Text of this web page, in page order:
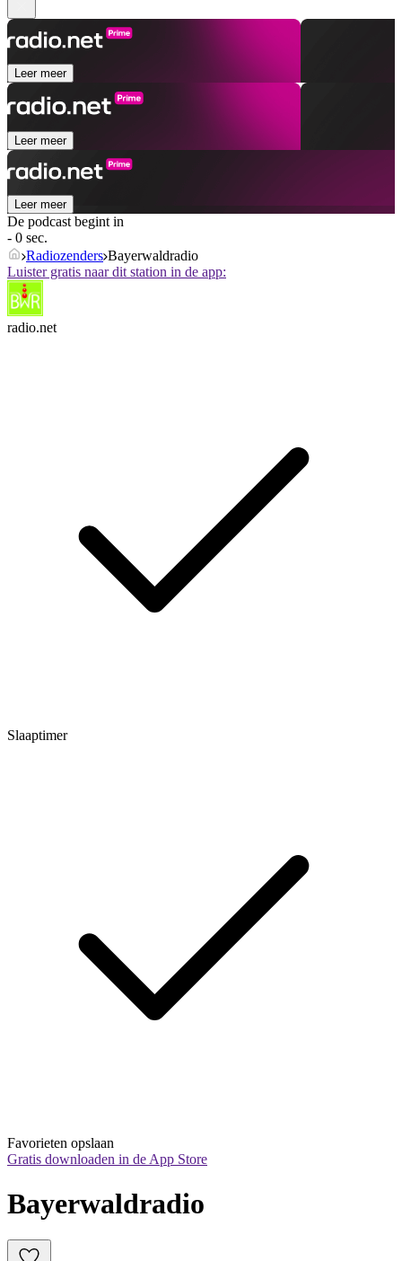
Leer meer
Leer meer
Leer meer
De podcast begint in
- 0 sec.
Radiozenders Bayerwaldradio
Luister gratis naar dit station in de app:
radio.net
Slaaptimer
Favorieten opslaan
Gratis downloaden in de App Store
Bayerwaldradio